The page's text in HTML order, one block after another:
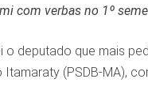
com verbas no 1º
o deputado que mais
(PSDB-MA),